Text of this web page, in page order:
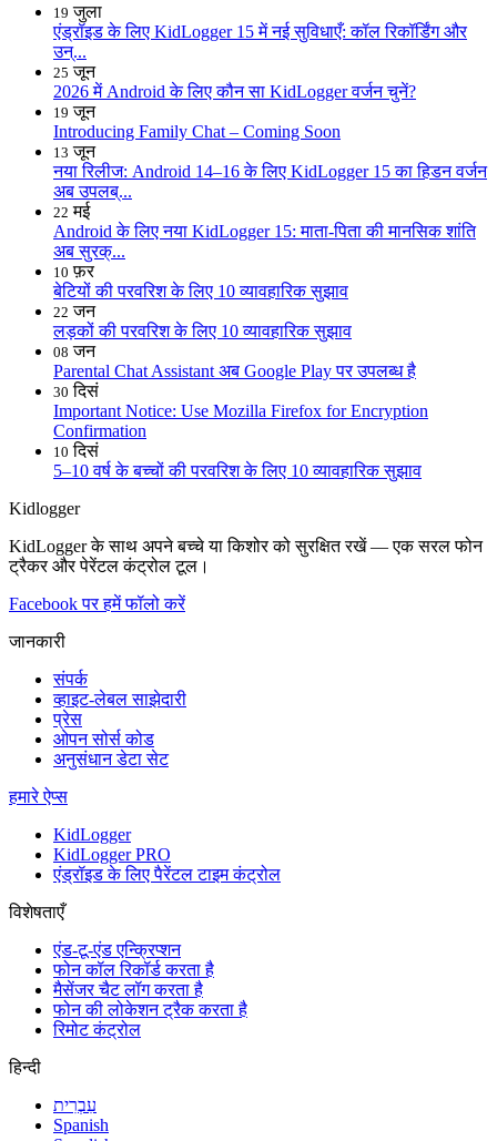
19 जुला
एंड्रॉइड के लिए KidLogger 15 में नई सुविधाएँ: कॉल रिकॉर्डिंग और
उन्...
25 जून
2026 में Android के लिए कौन सा KidLogger वर्जन चुनें?
19 जून
Introducing Family Chat – Coming Soon
13 जून
नया रिलीज: Android 14–16 के लिए KidLogger 15 का हिडन वर्जन
अब उपलब्...
22 मई
Android के लिए नया KidLogger 15: माता-पिता की मानसिक शांति
अब सुरक्...
10 फ़र
बेटियों की परवरिश के लिए 10 व्यावहारिक सुझाव
22 जन
लड़कों की परवरिश के लिए 10 व्यावहारिक सुझाव
08 जन
Parental Chat Assistant अब Google Play पर उपलब्ध है
30 दिसं
Important Notice: Use Mozilla Firefox for Encryption
Confirmation
10 दिसं
5–10 वर्ष के बच्चों की परवरिश के लिए 10 व्यावहारिक सुझाव
Kidlogger
KidLogger के साथ अपने बच्चे या किशोर को सुरक्षित रखें — एक सरल फोन
ट्रैकर और पेरेंटल कंट्रोल टूल।
Facebook पर हमें फॉलो करें
जानकारी
संपर्क
व्हाइट-लेबल साझेदारी
प्रेस
ओपन सोर्स कोड
अनुसंधान डेटा सेट
हमारे ऐप्स
KidLogger
KidLogger PRO
एंड्रॉइड के लिए पैरेंटल टाइम कंट्रोल
विशेषताएँ
एंड-टू-एंड एन्क्रिप्शन
फोन कॉल रिकॉर्ड करता है
मैसेंजर चैट लॉग करता है
फोन की लोकेशन ट्रैक करता है
रिमोट कंट्रोल
हिन्दी
עִבְרִית
Spanish